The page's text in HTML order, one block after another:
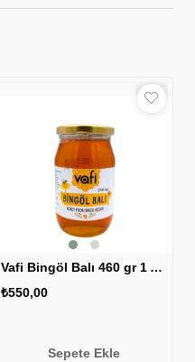
Vafi Bingöl Balı 460 gr 1 ADET
₺550,00
Sepete Ekle